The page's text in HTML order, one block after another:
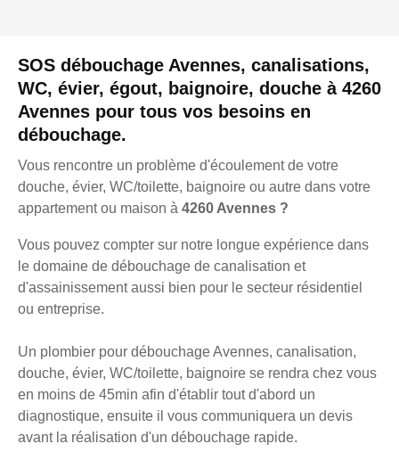
SOS débouchage Avennes, canalisations,
WC, évier, égout, baignoire, douche à 4260
Avennes pour tous vos besoins en
débouchage.
Vous rencontre un problème d'écoulement de votre
douche, évier, WC/toilette, baignoire ou autre dans votre
appartement ou maison à 4260 Avennes ?
Vous pouvez compter sur notre longue expérience dans
le domaine de débouchage de canalisation et
d'assainissement aussi bien pour le secteur résidentiel
ou entreprise.
Un plombier pour débouchage Avennes, canalisation,
douche, évier, WC/toilette, baignoire se rendra chez vous
en moins de 45min afin d'établir tout d'abord un
diagnostique, ensuite il vous communiquera un devis
avant la réalisation d'un débouchage rapide.